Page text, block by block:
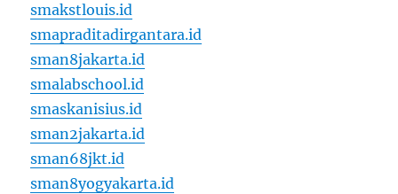
smakstlouis.id
smapraditadirgantara.id
sman8jakarta.id
smalabschool.id
smaskanisius.id
sman2jakarta.id
sman68jkt.id
sman8yogyakarta.id